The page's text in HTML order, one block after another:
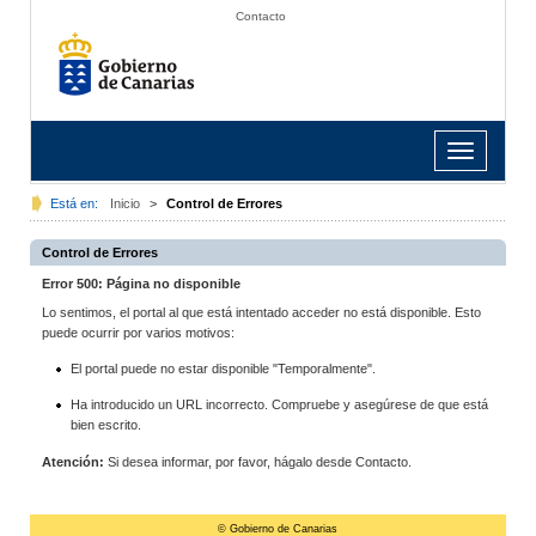
Contacto
Toggle
navigation
Está en: Inicio > Control de Errores
Control de Errores
Error 500: Página no disponible
Lo sentimos, el portal al que está intentado acceder no está disponible. Esto
puede ocurrir por varios motivos:
El portal puede no estar disponible "Temporalmente".
Ha introducido un URL incorrecto. Compruebe y asegúrese de que está
bien escrito.
Atención: Si desea informar, por favor, hágalo desde Contacto.
© Gobierno de Canarias